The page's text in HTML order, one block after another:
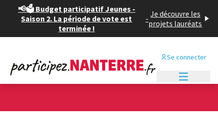
📢🗳️ Budget participatif Jeunes -
Saison 2. La période de vote est
terminée !
- Je découvre les
projets lauréats
Se connecter